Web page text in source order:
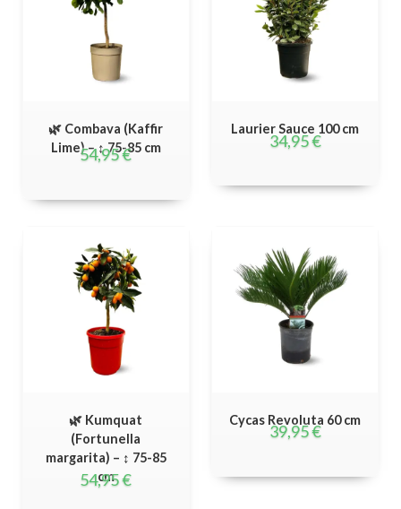
🌿 Combava (Kaffir
Lime) – ↕ 75-85 cm
54,95€
Laurier Sauce 100 cm
34,95€
🌿 Kumquat
(Fortunella
margarita) – ↕ 75-85
cm
54,95€
Cycas Revoluta 60 cm
39,95€